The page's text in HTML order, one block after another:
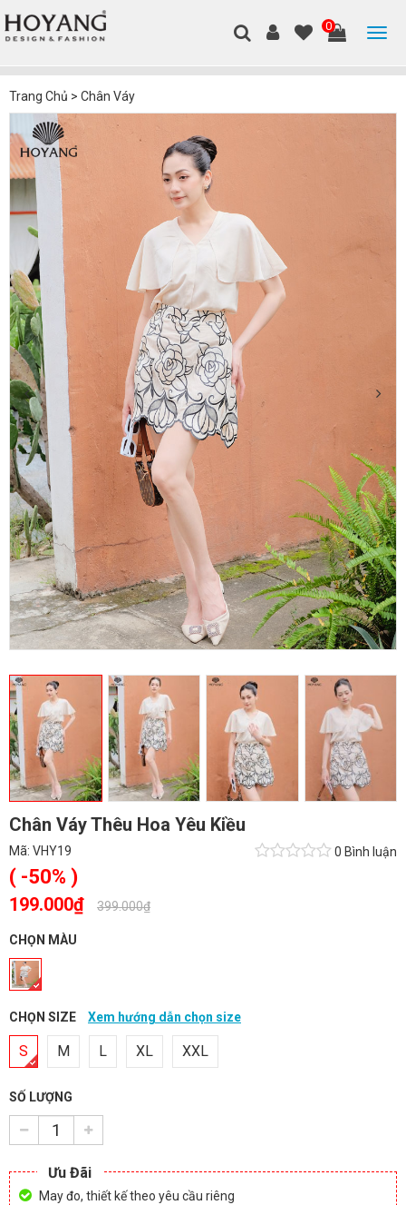
0
Trang Chủ > Chân Váy
Chân Váy Thêu Hoa Yêu Kiều
Mã: VHY19 0 Bình luận
( -50% )
199.000₫ 399.000₫
CHỌN MÀU
CHỌN SIZE Xem hướng dẫn chọn size
S M L XL XXL
SỐ LƯỢNG
Ưu Đãi
May đo, thiết kế theo yêu cầu riêng